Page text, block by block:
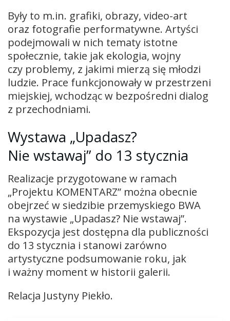
Były to m.in. grafiki, obrazy, video-art
oraz fotografie performatywne. Artyści
podejmowali w nich tematy istotne
społecznie, takie jak ekologia, wojny
czy problemy, z jakimi mierzą się młodzi
ludzie. Prace funkcjonowały w przestrzeni
miejskiej, wchodząc w bezpośredni dialog
z przechodniami.
Wystawa „Upadasz?
Nie wstawaj” do 13 stycznia
Realizacje przygotowane w ramach
„Projektu KOMENTARZ” można obecnie
obejrzeć w siedzibie przemyskiego BWA
na wystawie „Upadasz? Nie wstawaj”.
Ekspozycja jest dostępna dla publiczności
do 13 stycznia i stanowi zarówno
artystyczne podsumowanie roku, jak
i ważny moment w historii galerii.
Relacja Justyny Piekło.